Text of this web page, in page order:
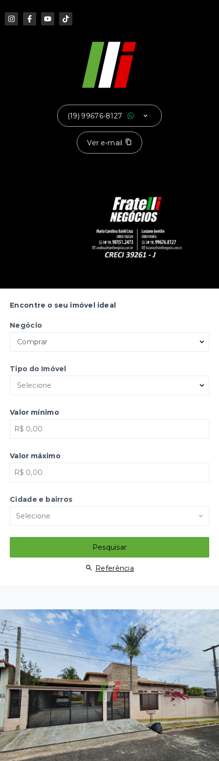
Ver e-mail
(19) 99676-8127
Encontre o seu imóvel ideal
Negócio
Comprar
Tipo do Imóvel
Selecione
Valor mínimo
Valor máximo
Cidade e bairros
Selecione
Pesquisar
Referência